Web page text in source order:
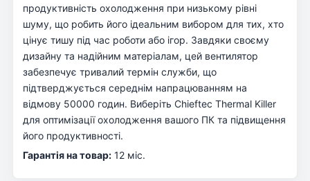
продуктивність охолодження при низькому рівні
шуму, що робить його ідеальним вибором для тих, хто
цінує тишу під час роботи або ігор. Завдяки своєму
дизайну та надійним матеріалам, цей вентилятор
забезпечує тривалий термін служби, що
підтверджується середнім напрацюванням на
відмову 50000 годин. Виберіть Chieftec Thermal Killer
для оптимізації охолодження вашого ПК та підвищення
його продуктивності.
Гарантія на товар: 12 міс.